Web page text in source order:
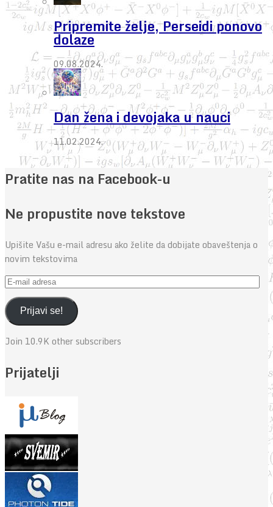
Pripremite želje, Perseidi ponovo
dolaze
09.08.2024.
Dan žena i devojaka u nauci
11.02.2024.
Pratite nas na Facebook-u
Ne propustite nove tekstove
Upišite Vašu e-mail adresu ako želite da dobijate obaveštenja o
novim tekstovima
E-
mail
adresaPrijavi se!
Join 10.9K other subscribers
Prijatelji